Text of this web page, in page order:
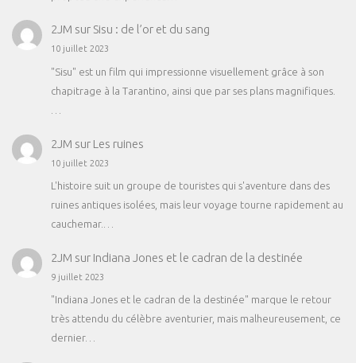
2JM sur Sisu : de l’or et du sang
10 juillet 2023
"Sisu" est un film qui impressionne visuellement grâce à son
chapitrage à la Tarantino, ainsi que par ses plans magnifiques.
2JM sur Les ruines
10 juillet 2023
L'histoire suit un groupe de touristes qui s'aventure dans des
ruines antiques isolées, mais leur voyage tourne rapidement au
cauchemar.…
2JM sur Indiana Jones et le cadran de la destinée
9 juillet 2023
"Indiana Jones et le cadran de la destinée" marque le retour
très attendu du célèbre aventurier, mais malheureusement, ce
dernier…